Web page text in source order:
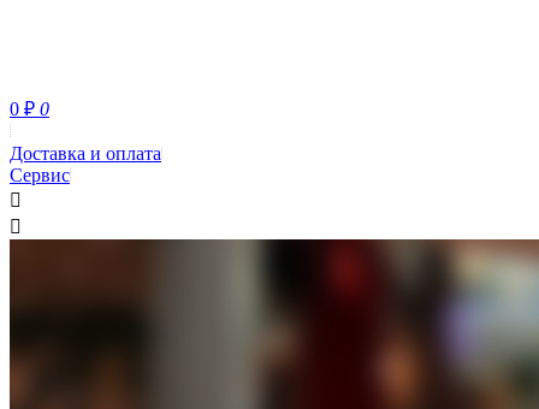
0 ₽ 0
Доставка и оплата
Сервис